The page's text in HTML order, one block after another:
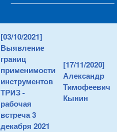
[03/10/2021]
Выявление
границ
применимости
инструментов
ТРИЗ -
рабочая
встреча 3
декабря 2021
[17/11/2020]
Александр
Тимофеевич
Кынин